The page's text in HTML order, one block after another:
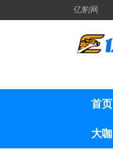
亿豹网
首页
大咖